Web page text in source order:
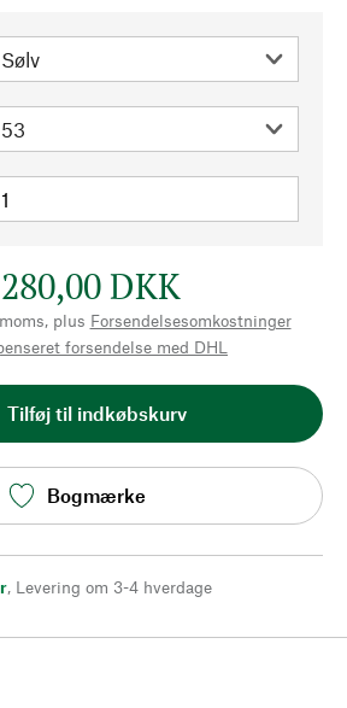
DKK
plus Forsendelsesomkostninger
forsendelse med DHL
Tilføj til indkøbskurv
Bogmærke
, Levering om 3-4 hverdage